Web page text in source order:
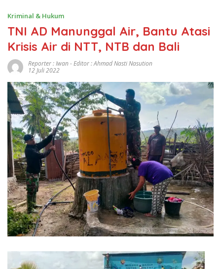
Kriminal & Hukum
TNI AD Manunggal Air, Bantu Atasi
Krisis Air di NTT, NTB dan Bali
Reporter : Iwan - Editor : Ahmad Nasti Nasution
12 Juli 2022